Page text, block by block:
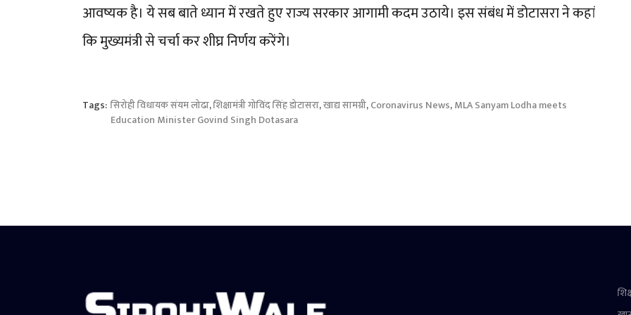
आवष्यक है। ये सब बाते ध्यान में रखते हुए राज्य सरकार आगामी कदम उठाये। इस संबंध में डोटासरा ने कहां
कि मुख्यमंत्री से चर्चा कर शीघ्र निर्णय करेंगे।
Tags: सिरोही विधायक संयम लोढा,शिक्षामंत्री गोविंद सिंह डोटासरा,खाद्य सामग्री,Coronavirus News,MLA Sanyam Lodha meets
Education Minister Govind Singh Dotasara